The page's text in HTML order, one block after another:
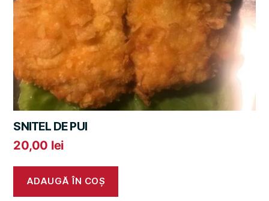
SNITEL DE PUI
20,00 lei
ADAUGĂ ÎN COȘ